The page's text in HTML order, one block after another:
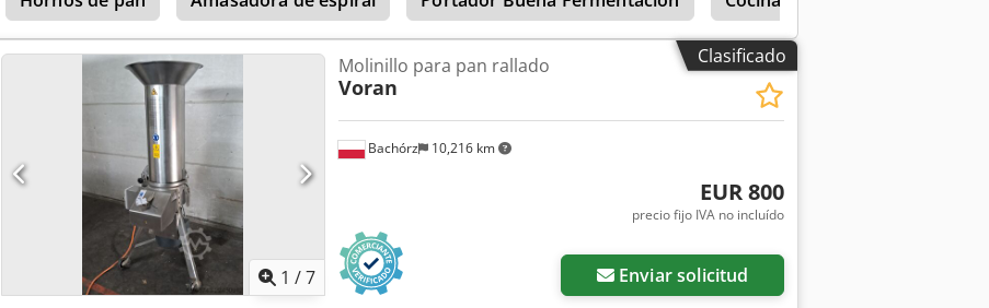
Clasificado
1 /7
Bachórz 10,216 km
Molinillo para pan rallado
Voran
EUR 800
precio fijo IVA no incluído
Enviar solicitud